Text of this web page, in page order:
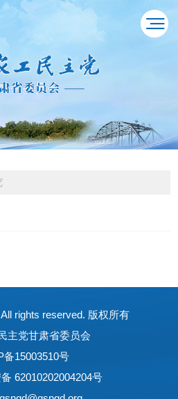
All rights reserved. 版权所有
主党甘肃省委员会
备15003510号
62010202004204号